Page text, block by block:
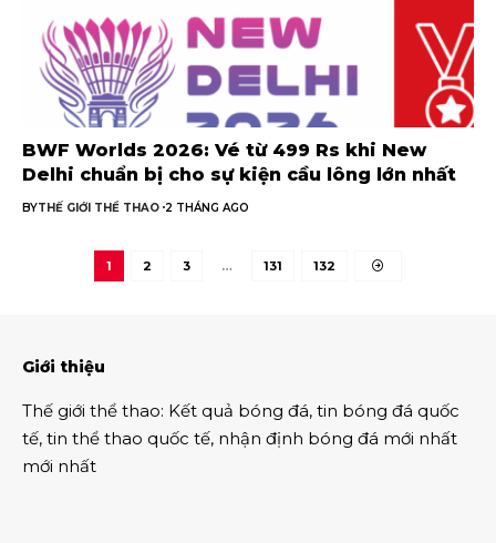
BWF Worlds 2026: Vé từ 499 Rs khi New
Delhi chuẩn bị cho sự kiện cầu lông lớn nhất
BYTHẾ GIỚI THỂ THAO 2 THÁNG AGO
1 2 3 … 131 132
Giới thiệu
Thế giới thể thao: Kết quả bóng đá, tin bóng đá quốc
tế, tin thể thao quốc tế, nhận định bóng đá mới nhất
mới nhất